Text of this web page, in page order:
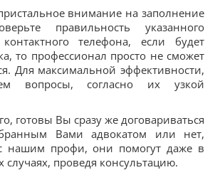
внимание на заполнение
правильность указанного
телефона, если будет
то профессионал просто не сможет
Для максимальной эффективности,
вопросы, согласно их узкой
готовы Вы сразу же договариваться
Вами адвокатом или нет,
нашим профи, они помогут даже в
случаях, проведя консультацию.